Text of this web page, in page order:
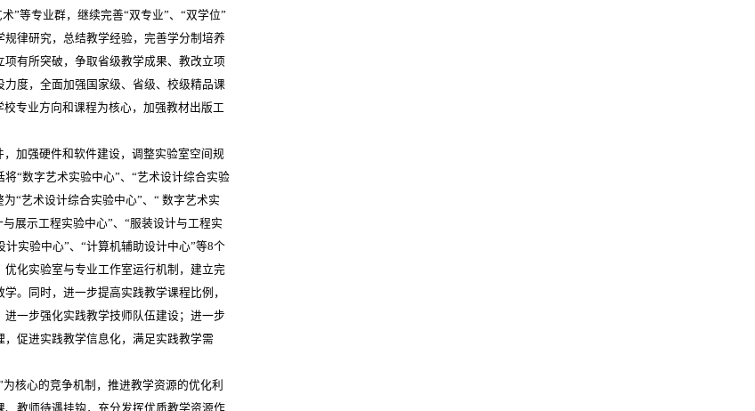
”等专业群，继续完善“双专业”、“双学位”
律研究，总结教学经验，完善学分制培养
有所突破，争取省级教学成果、教改立项
度，全面加强国家级、省级、校级精品课
专业方向和课程为核心，加强教材出版工
加强硬件和软件建设，调整实验室空间规
“数字艺术实验中心”、“艺术设计综合实验
“艺术设计综合实验中心”、“ 数字艺术实
展示工程实验中心”、“服装设计与工程实
实验中心”、“计算机辅助设计中心”等8个
化实验室与专业工作室运行机制，建立完
。同时，进一步提高实践教学课程比例，
一步强化实践教学技师队伍建设；进一步
促进实践教学信息化，满足实践教学需
核心的竞争机制，推进教学资源的优化利